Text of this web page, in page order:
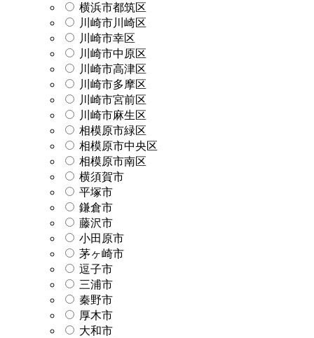
横浜市都筑区
川崎市川崎区
川崎市幸区
川崎市中原区
川崎市高津区
川崎市多摩区
川崎市宮前区
川崎市麻生区
相模原市緑区
相模原市中央区
相模原市南区
横須賀市
平塚市
鎌倉市
藤沢市
小田原市
茅ヶ崎市
逗子市
三浦市
秦野市
厚木市
大和市